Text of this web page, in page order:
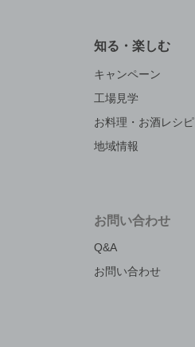
知る・楽しむ
キャンペーン
工場見学
お料理・お酒レシピ
地域情報
お問い合わせ
Q&A
お問い合わせ